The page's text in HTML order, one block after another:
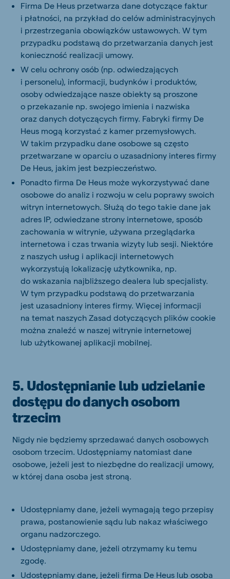
Firma De Heus przetwarza dane dotyczące faktur
i płatności, na przykład do celów administracyjnych
i przestrzegania obowiązków ustawowych. W tym
przypadku podstawą do przetwarzania danych jest
konieczność realizacji umowy.
W celu ochrony osób (np. odwiedzających
i personelu), informacji, budynków i produktów,
osoby odwiedzające nasze obiekty są proszone
o przekazanie np. swojego imienia i nazwiska
oraz danych dotyczących firmy. Fabryki firmy De
Heus mogą korzystać z kamer przemysłowych.
W takim przypadku dane osobowe są często
przetwarzane w oparciu o uzasadniony interes firmy
De Heus, jakim jest bezpieczeństwo.
Ponadto firma De Heus może wykorzystywać dane
osobowe do analiz i rozwoju w celu poprawy swoich
witryn internetowych. Służą do tego takie dane jak
adres IP, odwiedzane strony internetowe, sposób
zachowania w witrynie, używana przeglądarka
internetowa i czas trwania wizyty lub sesji. Niektóre
z naszych usług i aplikacji internetowych
wykorzystują lokalizację użytkownika, np.
do wskazania najbliższego dealera lub specjalisty.
W tym przypadku podstawą do przetwarzania
jest uzasadniony interes firmy. Więcej informacji
na temat naszych Zasad dotyczących plików cookie
można znaleźć w naszej witrynie internetowej
lub użytkowanej aplikacji mobilnej.
5. Udostępnianie lub udzielanie
dostępu do danych osobom
trzecim
Nigdy nie będziemy sprzedawać danych osobowych
osobom trzecim. Udostępniamy natomiast dane
osobowe, jeżeli jest to niezbędne do realizacji umowy,
w której dana osoba jest stroną.
Udostępniamy dane, jeżeli wymagają tego przepisy
prawa, postanowienie sądu lub nakaz właściwego
organu nadzorczego.
Udostępniamy dane, jeżeli otrzymamy ku temu
zgodę.
Udostępniamy dane, jeżeli firma De Heus lub osoba